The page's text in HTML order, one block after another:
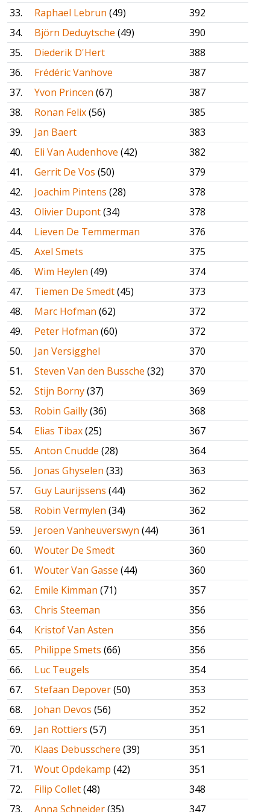
33.
Raphael Lebrun (49)
392
34.
Björn Deduytsche (49)
390
35.
Diederik D'Hert
388
36.
Frédéric Vanhove
387
37.
Yvon Princen (67)
387
38.
Ronan Felix(56)
385
39.
Jan Baert
383
40.
Eli Van Audenhove (42)
382
41.
Gerrit De Vos (50)
379
42.
Joachim Pintens (28)
378
43.
Olivier Dupont(34)
378
44.
Lieven De Temmerman
376
45.
Axel Smets
375
46.
Wim Heylen (49)
374
47.
Tiemen De Smedt(45)
373
48.
Marc Hofman (62)
372
49.
Peter Hofman (60)
372
50.
Jan Versigghel
370
51.
Steven Van den Bussche (32)
370
52.
Stijn Borny(37)
369
53.
Robin Gailly(36)
368
54.
Elias Tibax(25)
367
55.
Anton Cnudde (28)
364
56.
Jonas Ghyselen (33)
363
57.
Guy Laurijssens (44)
362
58.
Robin Vermylen (34)
362
59.
Jeroen Vanheuverswyn (44)
361
60.
Wouter De Smedt
360
61.
Wouter Van Gasse (44)
360
62.
Emile Kimman (71)
357
63.
Chris Steeman
356
64.
Kristof Van Asten
356
65.
Philippe Smets (66)
356
66.
Luc Teugels
354
67.
Stefaan Depover(50)
353
68.
Johan Devos (56)
352
69.
Jan Rottiers (57)
351
70.
Klaas Debusschere (39)
351
71.
Wout Opdekamp (42)
351
72.
Filip Collet(48)
348
73.
Anna Schneider(35) 347